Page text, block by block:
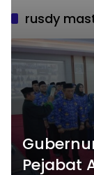
rusdy
Pejabat